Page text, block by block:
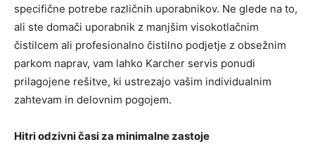
specifične potrebe različnih uporabnikov. Ne glede na to,
ali ste domači uporabnik z manjšim visokotlačnim
čistilcem ali profesionalno čistilno podjetje z obsežnim
parkom naprav, vam lahko Karcher servis ponudi
prilagojene rešitve, ki ustrezajo vašim individualnim
zahtevam in delovnim pogojem.
Hitri odzivni časi za minimalne zastoje